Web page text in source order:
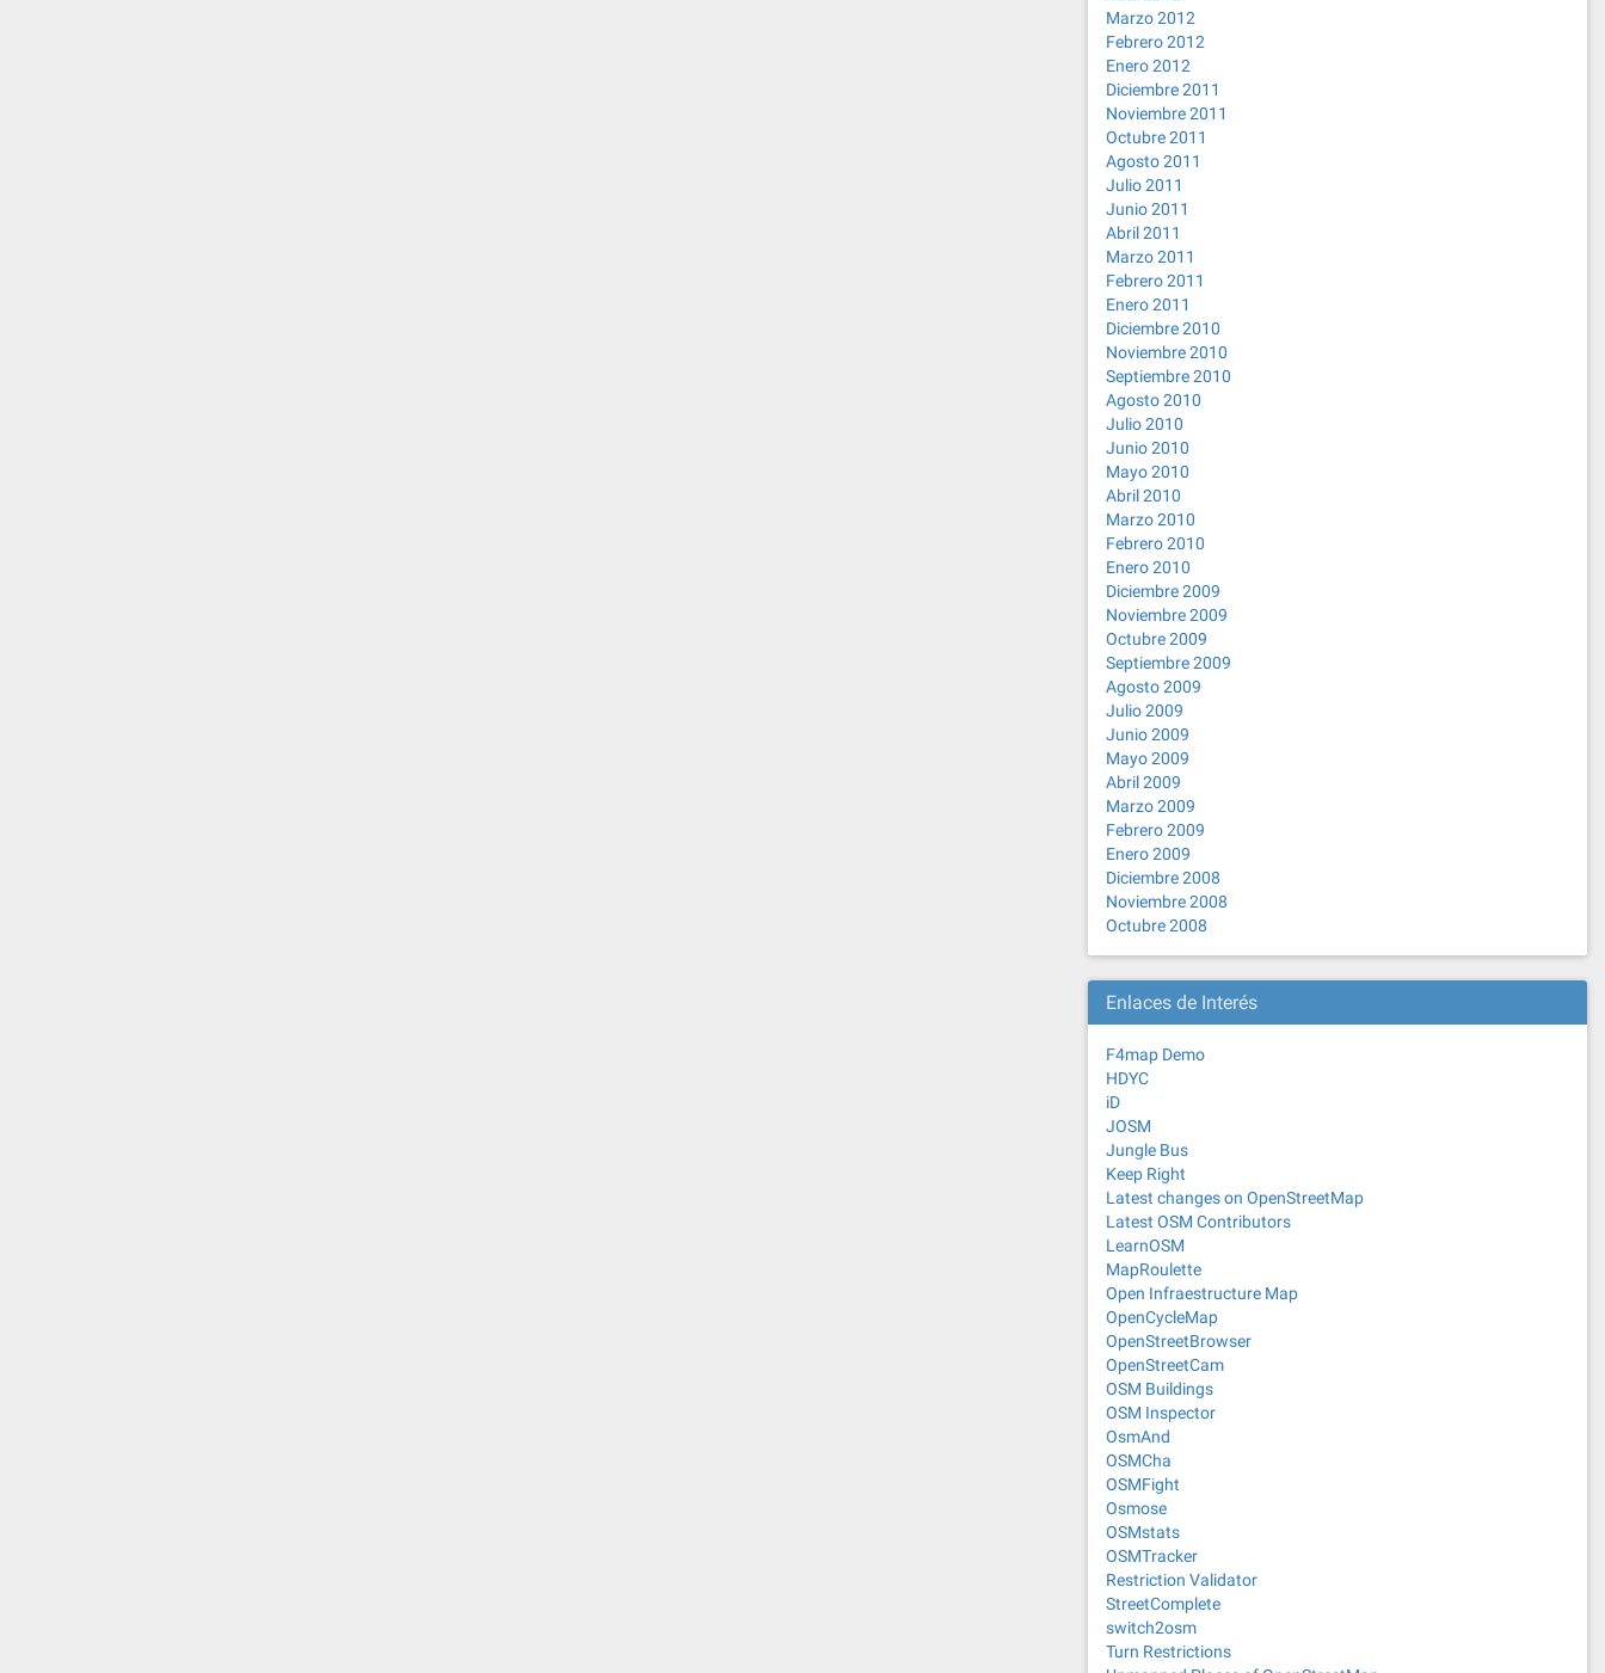
Marzo 2012
Febrero 2012
Enero 2012
Diciembre 2011
Noviembre 2011
Octubre 2011
Agosto 2011
Julio 2011
Junio 2011
Abril 2011
Marzo 2011
Febrero 2011
Enero 2011
Diciembre 2010
Noviembre 2010
Septiembre 2010
Agosto 2010
Julio 2010
Junio 2010
Mayo 2010
Abril 2010
Marzo 2010
Febrero 2010
Enero 2010
Diciembre 2009
Noviembre 2009
Octubre 2009
Septiembre 2009
Agosto 2009
Julio 2009
Junio 2009
Mayo 2009
Abril 2009
Marzo 2009
Febrero 2009
Enero 2009
Diciembre 2008
Noviembre 2008
Octubre 2008
Enlaces de Interés
F4map Demo
HDYC
iD
JOSM
Jungle Bus
Keep Right
Latest changes on OpenStreetMap
Latest OSM Contributors
LearnOSM
MapRoulette
Open Infraestructure Map
OpenCycleMap
OpenStreetBrowser
OpenStreetCam
OSM Buildings
OSM Inspector
OsmAnd
OSMCha
OSMFight
Osmose
OSMstats
OSMTracker
Restriction Validator
StreetComplete
switch2osm
Turn Restrictions